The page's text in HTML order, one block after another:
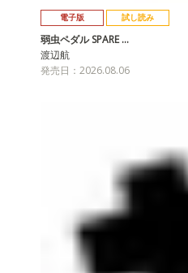
電子版 試し読み
弱虫ペダル SPARE …
渡辺航
発売日：2026.08.06